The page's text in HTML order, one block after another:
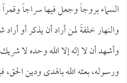
السماء بروجاً وجعل فيها سراجاً
والنهار خلفةً لمن أراد أن يذكر أو
وأشهد أن لا إله إلا الله وحده لا
ورسوله، بعثه الله بالهدى ودين الحق،